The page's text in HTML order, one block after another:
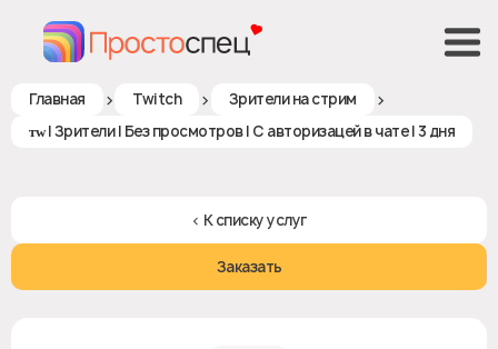
Главная > Twitch > Зрители на стрим >
ᴛᴡ | Зрители | Без просмотров | С авторизацей в чате | 3 дня
< К списку услуг
Заказать